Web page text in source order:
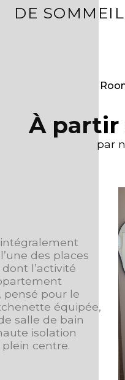
DE
À partir
par
des places
l’activité
pensé pour le
équipée,
salle de bain
isolation
centre.